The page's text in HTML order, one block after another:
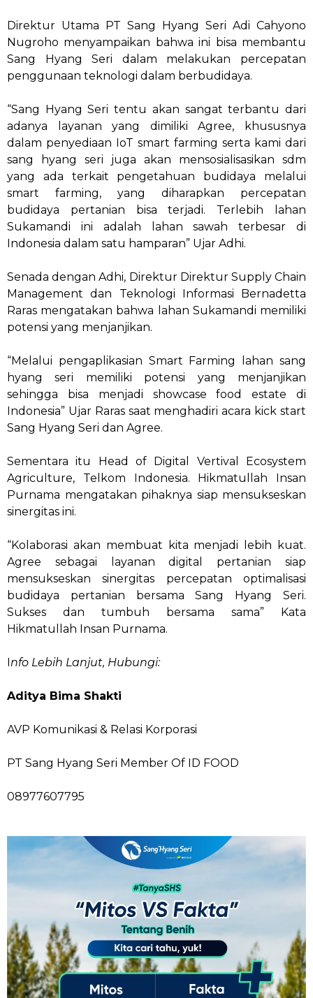
Direktur Utama PT Sang Hyang Seri Adi Cahyono
Nugroho menyampaikan bahwa ini bisa membantu
Sang Hyang Seri dalam melakukan percepatan
penggunaan teknologi dalam berbudidaya.
“Sang Hyang Seri tentu akan sangat terbantu dari
adanya layanan yang dimiliki Agree, khususnya
dalam penyediaan IoT smart farming serta kami dari
sang hyang seri juga akan mensosialisasikan sdm
yang ada terkait pengetahuan budidaya melalui
smart farming, yang diharapkan percepatan
budidaya pertanian bisa terjadi. Terlebih lahan
Sukamandi ini adalah lahan sawah terbesar di
Indonesia dalam satu hamparan” Ujar Adhi.
Senada dengan Adhi, Direktur Direktur Supply Chain
Management dan Teknologi Informasi Bernadetta
Raras mengatakan bahwa lahan Sukamandi memiliki
potensi yang menjanjikan.
“Melalui pengaplikasian Smart Farming lahan sang
hyang seri memiliki potensi yang menjanjikan
sehingga bisa menjadi showcase food estate di
Indonesia” Ujar Raras saat menghadiri acara kick start
Sang Hyang Seri dan Agree.
Sementara itu Head of Digital Vertival Ecosystem
Agriculture, Telkom Indonesia. Hikmatullah Insan
Purnama mengatakan pihaknya siap mensukseskan
sinergitas ini.
“Kolaborasi akan membuat kita menjadi lebih kuat.
Agree sebagai layanan digital pertanian siap
mensukseskan sinergitas percepatan optimalisasi
budidaya pertanian bersama Sang Hyang Seri.
Sukses dan tumbuh bersama sama” Kata
Hikmatullah Insan Purnama.
nfo Lebih Lanjut, Hubungi:
Aditya Bima Shakti
AVP Komunikasi & Relasi Korporasi
PT Sang Hyang Seri Member Of ID FOOD
08977607795